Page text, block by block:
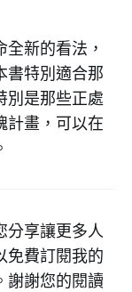
新的看法，
書特別適合那
別是那些正處
計畫，可以在
分享讓更多人
免費訂閱我的
謝謝您的閱讀